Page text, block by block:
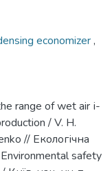
economizer,
range of wet air і-
/ V. H.
// Екологічна
safety